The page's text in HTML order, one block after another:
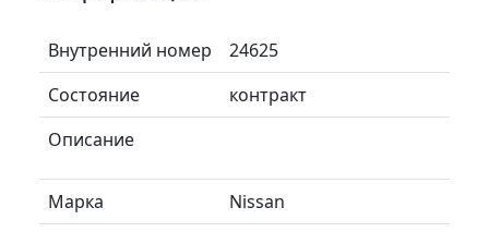
Внутренний номер
24625
Состояние
контракт
Описание
Марка
Nissan